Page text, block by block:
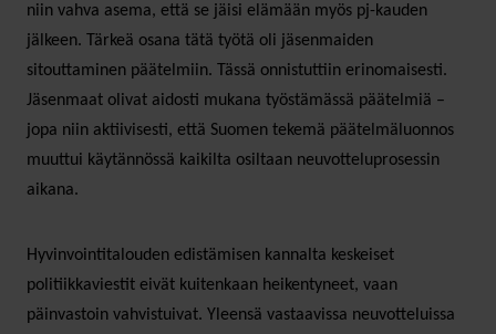
niin vahva asema, että se jäisi elämään myös pj-kauden
jälkeen. Tärkeä osana tätä työtä oli jäsenmaiden
sitouttaminen päätelmiin. Tässä onnistuttiin erinomaisesti.
Jäsenmaat olivat aidosti mukana työstämässä päätelmiä –
jopa niin aktiivisesti, että Suomen tekemä päätelmäluonnos
muuttui käytännössä kaikilta osiltaan neuvotteluprosessin
aikana.
Hyvinvointitalouden edistämisen kannalta keskeiset
politiikkaviestit eivät kuitenkaan heikentyneet, vaan
päinvastoin vahvistuivat. Yleensä vastaavissa neuvotteluissa